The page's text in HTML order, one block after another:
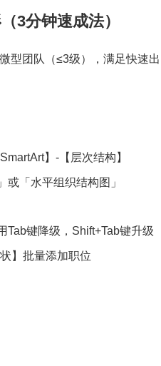
3分钟速成法）
型团队（≤3级），满足快速出
】-【层次结构】
或「水平组织结构图」
Tab键降级，Shift+Tab键升级
】批量添加职位